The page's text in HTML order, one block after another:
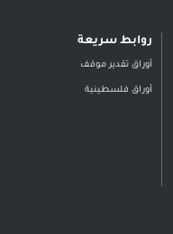
روابط سريعة
أوراق تقدير موقف
أوراق فلسطينية